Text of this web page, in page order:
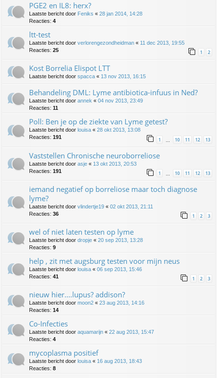
PGE2 en IL8: herx?
Laatste bericht door Feniks « 28 jan 2014, 14:28
Reacties: 4
ltt-test
Laatste bericht door verlorengezondheidman « 11 dec 2013, 19:55
Reacties: 25 1 2
Kost Borrelia Elispot LTT
Laatste bericht door spacca « 13 nov 2013, 16:15
Behandeling DML: Lyme antibiotica-infuus in Ned?
Laatste bericht door annek « 04 nov 2013, 23:49
Reacties: 11
Poll: Ben je op de ziekte van Lyme getest?
Laatste bericht door louisa « 28 okt 2013, 13:08
Reacties: 191 1 10 11 12 13
Vaststellen Chronische neuroborreliose
Laatste bericht door asje « 13 okt 2013, 20:53
Reacties: 191 1 10 11 12 13
iemand negatief op borreliose maar toch diagnose
lyme?
Laatste bericht door vlindertje19 « 02 okt 2013, 21:11
Reacties: 36 1 2 3
wel of niet laten testen op lyme
Laatste bericht door dropje « 20 sep 2013, 13:28
Reacties: 9
help , zit met augsburg testen voor mijn neus
Laatste bericht door louisa « 06 sep 2013, 15:46
Reacties: 41 1 2 3
nieuw hier....lupus? addison?
Laatste bericht door moon2 « 23 aug 2013, 14:16
Reacties: 14
Co-Infecties
Laatste bericht door aquamarijn « 22 aug 2013, 15:47
Reacties: 4
mycoplasma positief
Laatste bericht door louisa « 16 aug 2013, 18:43
Reacties: 8